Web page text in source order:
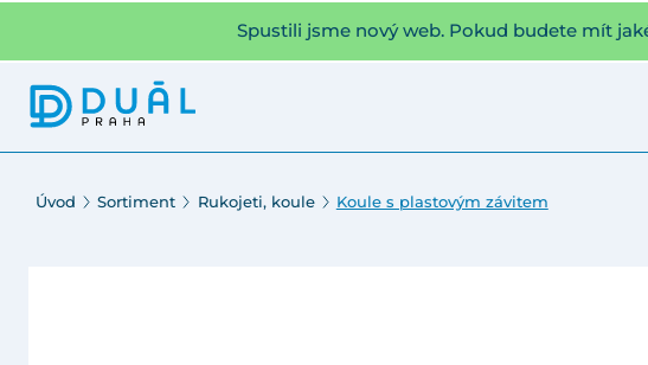
Spustili jsme nový web. Pokud budete mít
Úvod Sortiment Rukojeti, koule Koule s plastovým závitem